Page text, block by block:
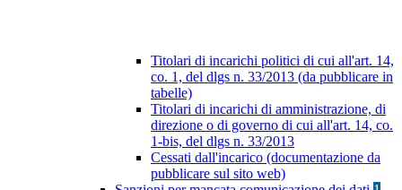
Titolari di incarichi politici di cui all'art. 14,
co. 1, del dlgs n. 33/2013 (da pubblicare in
tabelle)
Titolari di incarichi di amministrazione, di
direzione o di governo di cui all'art. 14, co.
1-bis, del dlgs n. 33/2013
Cessati dall'incarico (documentazione da
pubblicare sul sito web)